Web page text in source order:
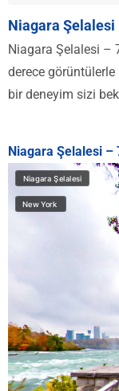
Niagara Şelalesi
Niagara Şelalesi –
derece
bir deneyim sizi
Niagara Şelalesi –